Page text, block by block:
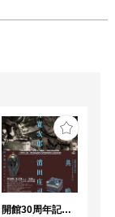
開館30周年記念 山本爲三郎・河井寬次郎没後60年記念 「共鳴 河井寬次郎 × 濱田庄司 ー山本爲三郎コレクションより」